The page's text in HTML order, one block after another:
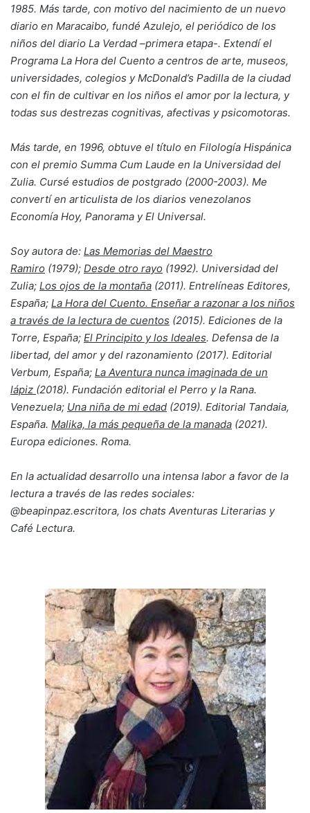
1985. Más tarde, con motivo del nacimiento de un nuevo
diario en Maracaibo, fundé Azulejo, el periódico de los
niños del diario La Verdad –primera etapa-. Extendí el
Programa La Hora del Cuento a centros de arte, museos,
universidades, colegios y McDonald’s Padilla de la ciudad
con el fin de cultivar en los niños el amor por la lectura, y
todas sus destrezas cognitivas, afectivas y psicomotoras.
Más tarde, en 1996, obtuve el título en Filología Hispánica
con el premio Summa Cum Laude en la Universidad del
Zulia. Cursé estudios de postgrado (2000-2003). Me
convertí en articulista de los diarios venezolanos
Economía Hoy, Panorama y El Universal.
Soy autora de: Las Memorias del Maestro
Ramiro (1979); Desde otro rayo (1992). Universidad del
Zulia; Los ojos de la montaña (2011). Entrelíneas Editores,
España; La Hora del Cuento. Enseñar a razonar a los niños
a través de la lectura de cuentos (2015). Ediciones de la
Torre, España; El Principito y los Ideales. Defensa de la
libertad, del amor y del razonamiento (2017). Editorial
Verbum, España; La Aventura nunca imaginada de un
lápiz (2018). Fundación editorial el Perro y la Rana.
Venezuela; Una niña de mi edad (2019). Editorial Tandaia,
España. Malika, la más pequeña de la manada (2021).
Europa ediciones. Roma.
En la actualidad desarrollo una intensa labor a favor de la
lectura a través de las redes sociales:
@beapinpaz.escritora, los chats Aventuras Literarias y
Café Lectura.